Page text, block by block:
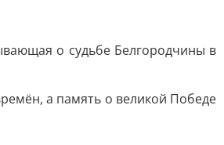
о судьбе Белгородчины в
а память о великой Победе